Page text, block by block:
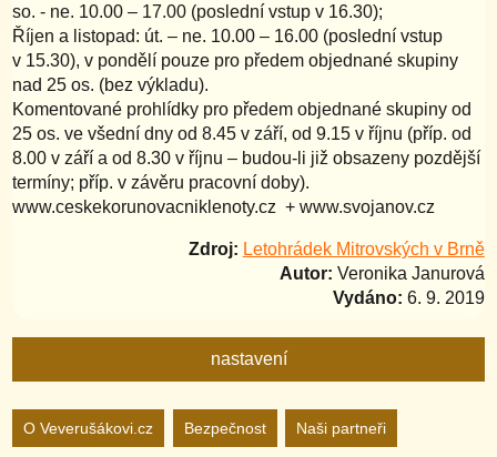
so. - ne. 10.00 – 17.00 (poslední vstup v 16.30);
Říjen a listopad: út. – ne. 10.00 – 16.00 (poslední vstup
v 15.30), v pondělí pouze pro předem objednané skupiny
nad 25 os. (bez výkladu).
Komentované prohlídky pro předem objednané skupiny od
25 os. ve všední dny od 8.45 v září, od 9.15 v říjnu (příp. od
8.00 v září a od 8.30 v říjnu – budou-li již obsazeny pozdější
termíny; příp. v závěru pracovní doby).
www.ceskekorunovacniklenoty.cz + www.svojanov.cz
Zdroj: Letohrádek Mitrovských v Brně
Autor: Veronika Janurová
Vydáno: 6. 9. 2019
nastavení
Nastavení webu
O Veverušákovi.cz Bezpečnost Naši partneři